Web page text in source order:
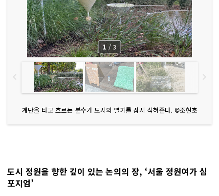
계단을 타고 흐르는 분수가 도시의 열기를 잠시 식혀준다. ©조현호
1 / 3
도시 정원을 향한 깊이 있는 논의의 장, ‘서울 정원여가 심
포지엄’